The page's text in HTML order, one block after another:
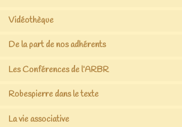
Vidéothèque
De la part de nos adhérents
Les Conférences de l’ARBR
Robespierre dans le texte
La vie associative